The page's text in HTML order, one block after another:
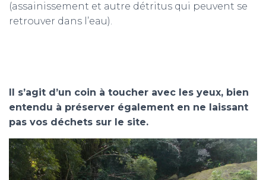
(assainissement et autre détritus qui peuvent se
retrouver dans l’eau).
Il s’agit d’un coin à toucher avec les yeux, bien
entendu à préserver également en ne laissant
pas vos déchets sur le site.